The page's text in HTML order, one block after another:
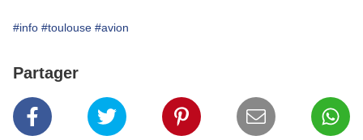
#info #toulouse #avion
Partager